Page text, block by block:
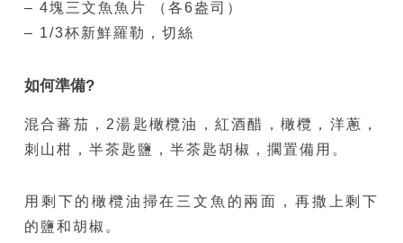
– 4塊三文魚魚片 （各6盎司）
– 1/3杯新鮮羅勒，切絲
如何準備?
混合蕃茄，2湯匙橄欖油，紅酒醋，橄欖，洋蔥，
刺山柑，半茶匙鹽，半茶匙胡椒，擱置備用。
用剩下的橄欖油掃在三文魚的兩面，再撒上剩下
的鹽和胡椒。